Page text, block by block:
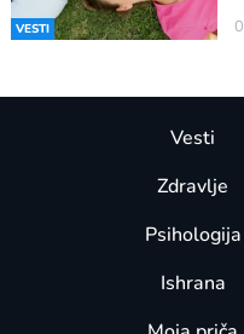
VESTI 0
Vesti
Zdravlje
Psihologija
Ishrana